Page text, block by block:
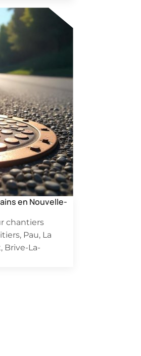
en Nouvelle-
chantiers
Pau, La
Brive-La-